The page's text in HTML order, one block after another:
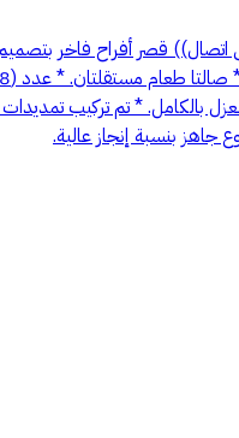
اتصال)) قصر أفراح فاخر
بالكامل. * تم تركيب
جاهز بنسبة إنجاز عالية.